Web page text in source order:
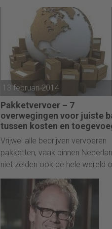
13 februari 2014
Pakketvervoer – 7
overwegingen voor juiste
tussen kosten en
waarde
Vrijwel alle bedrijven vervoeren
pakketten, vaak binnen
niet zelden ook de hele wereld
jaarstukken te laten bezorgen,
versturen samples naar winkels,
marketingmateriaal naar
afnemers of vervangende